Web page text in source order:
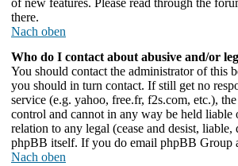
of new features. Please read through the
there.
Nach oben
Who do I contact about abusive and/or
You should contact the administrator of this
you should in turn contact. If still get no
service (e.g. yahoo, free.fr, f2s.com, etc.),
control and cannot in any way be held
relation to any legal (cease and desist,
phpBB itself. If you do email phpBB Group
Nach oben